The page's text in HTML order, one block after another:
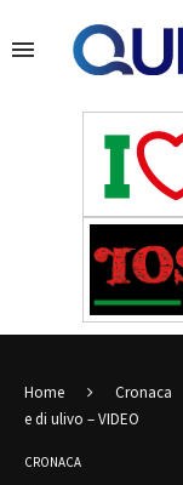
Home Cronaca
e di ulivo – VIDEO
CRONACA